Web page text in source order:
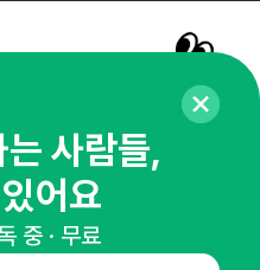
사람들,
어요
중 · 무료